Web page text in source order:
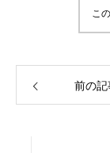
こ
前の記